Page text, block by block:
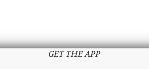
GET THE APP